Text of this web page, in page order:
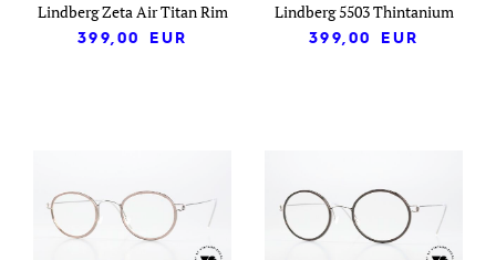
Lindberg Zeta Air Titan Rim
399,00
EUR
Lindberg 5503 Thintanium
399,00
EUR